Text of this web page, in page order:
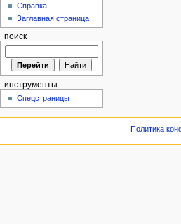
Справка
Заглавная страница
поиск
инструменты
Спецстраницы
Политика